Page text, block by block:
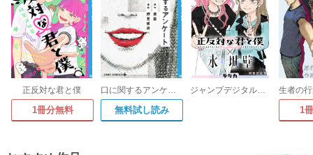
正反対な君と僕
1冊分無料
口に関するアンケート
無料試し読み
ジャンプデジタル画集 デジガ 正反対な君と僕×氷の城壁
1